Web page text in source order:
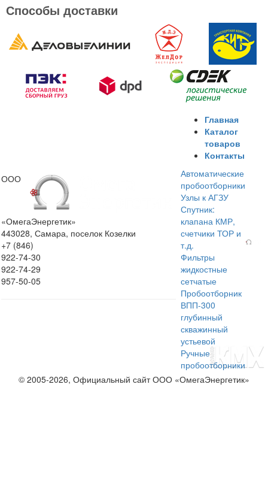
Способы доставки
ООО
«ОмегаЭнергетик»
443028, Самара, поселок Козелки
+7 (846)
922-74-30
922-74-29
957-50-05
Главная
Каталог
товаров
Контакты
Автоматические
пробоотборники
Узлы к АГЗУ
Спутник:
клапана КМР,
счетчики ТОР и
т.д.
Фильтры
жидкостные
сетчатые
Пробоотборник
ВПП-300
глубинный
скважинный
устьевой
Ручные
пробоотборники
© 2005-2026, Официальный сайт ООО «ОмегаЭнергетик»